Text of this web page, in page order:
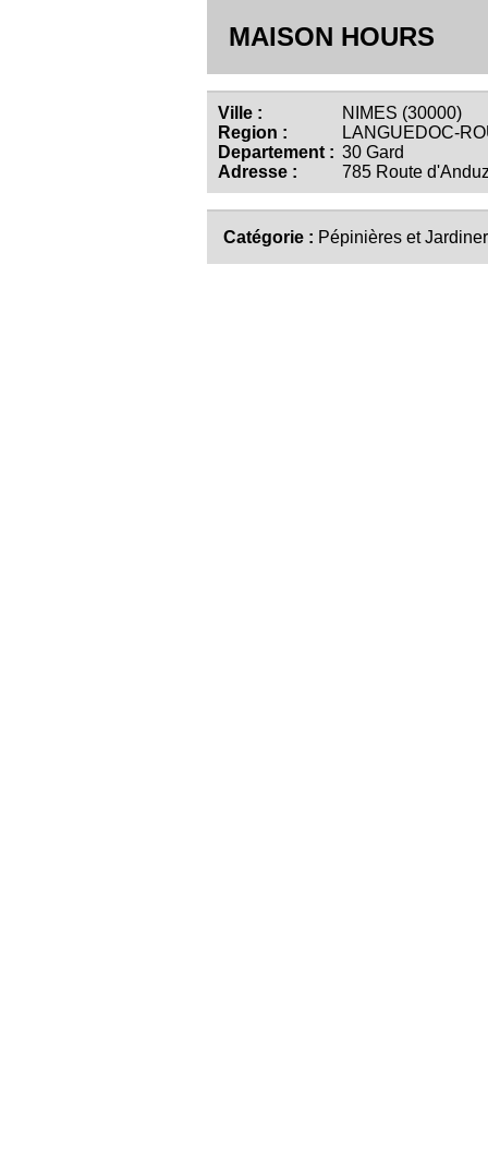
MAISON HOURS
Ville :
NIMES (30000)
Region :
LANGUEDOC-
Departement : 30 Gard
Adresse :
785 Route
Catégorie : Pépinières et